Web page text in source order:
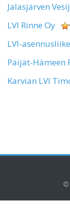
Jalasjärven
LVI Rinne Oy
LVI-
Päijät-Hämeen
Karvian LVI
©